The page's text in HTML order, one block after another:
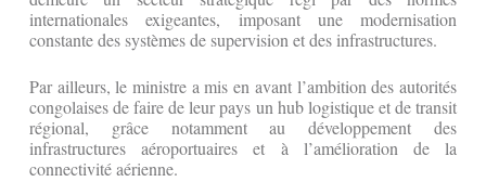
internationales exigeantes, imposant une modernisation
constante des systèmes de supervision et des infrastructures.
Par ailleurs, le ministre a mis en avant l’ambition des autorités
congolaises de faire de leur pays un hub logistique et de transit
régional, grâce notamment au développement des
infrastructures aéroportuaires et à l’amélioration de la
connectivité aérienne.